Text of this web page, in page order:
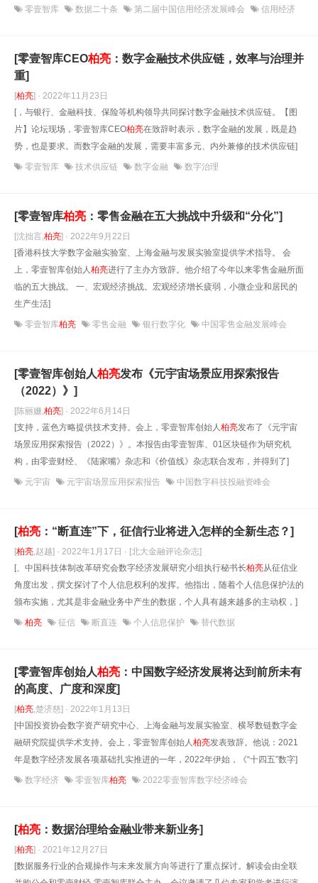
零壹智库 数据二十条 第二届中国信用经济发展峰会 信用经济
[零壹智库CEO柏亮 ：数字金融技术供应链，效率与治理并
重]
[柏亮] · 2022年11月23日
[，与银行、金融科技、保险等机构领导共同探讨数字金融技术供应链。【图
片】论坛现场，零壹智库CEO柏亮在致辞时表示，数字金融的发展，既是趋
势，也是要求。而数字金融的发展，需要丰富多元、内外兼修的技术供应链]
零壹智库 技术供应链 数字金融 数字治理
[零壹智库柏亮 ：零售金融在五大挑战中升级和“分化”]
[沈拙言,柏亮] · 2022年9月22日
[香港科技大学数字金融实验室、上海金融与发展实验室提供学术指导。 会
上，零壹智库创始人柏亮进行了主办方致辞。他介绍了今年以来零售金融所面
临的五大挑战。 一、宏观经济挑战。宏观经济增长疲弱，小微企业和居民的
生产生活]
零壹智库柏亮 零售金融 银行数字化 中国零售金融发展峰会
[零壹智库创始人柏亮发布《元宇宙场景应用探索报告
（2022）》]
[陈丽姗,柏亮] · 2022年6月14日
[支持，蓝色方略提供技术支持。会上，零壹智库创始人柏亮发布了《元宇宙
场景应用探索报告（2022）》。本报告由零壹智库、01区块链作为研究机
构，由零壹财经、《陆家嘴》杂志和《价值线》杂志联合发布，并得到了]
元宇宙 元宇宙场景应用探索报告 中国数字科技投融资峰会
[柏亮 ：“断直连”下，征信行业将进入怎样的全新生态？]
[柏亮,赵越] · 2022年1月17日 · [北大金融评论杂志]
[、中国科技体制改革研究会数字经济发展研究小组执行秘书长柏亮从征信业
角度出发，撰文探讨了个人信息权利的发挥。他指出，随着个人信息保护法的
颁布实施，尤其是非金融业务中产生的数据，个人具有越来越多的主动权，]
柏亮 征信 断直连 个人信息保护 替代数据
[零壹智库创始人柏亮 ：中国数字经济发展将达到前所未有
的高度、广度和深度]
[柏亮,楚济慈] · 2022年1月13日
[中国投资协会数字资产研究中心、上海金融与发展实验室、横琴数链数字金
融研究院提供学术支持。会上，零壹智库创始人柏亮发表致辞。他说：2021
年是数字经济发展各项基础扎实推进的一年，2022年伊始，《“十四五”数字]
数字经济 零壹智库柏亮 2022零壹智库数字经济峰会
[柏亮 ：数据治理给金融业带来新业务]
[柏亮] · 2021年12月27日
[数据服务行业的合规操作与未来发展方向等进行了重点探讨。解读会由全联